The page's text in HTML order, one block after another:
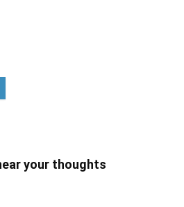
your thoughts